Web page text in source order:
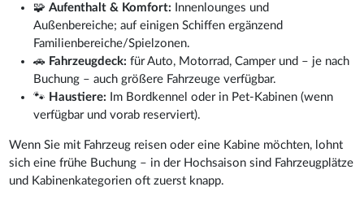
🧩Aufenthalt & Komfort: Innenlounges und
Außenbereiche; auf einigen Schiffen ergänzend
Familienbereiche/Spielzonen.
🚗 Fahrzeugdeck: für Auto, Motorrad, Camper und – je nach
Buchung – auch größere Fahrzeuge verfügbar.
🐾 Haustiere: Im Bordkennel oder in Pet-Kabinen (wenn
verfügbar und vorab reserviert).
Wenn Sie mit Fahrzeug reisen oder eine Kabine möchten, lohnt
sich eine frühe Buchung – in der Hochsaison sind Fahrzeugplätze
und Kabinenkategorien oft zuerst knapp.